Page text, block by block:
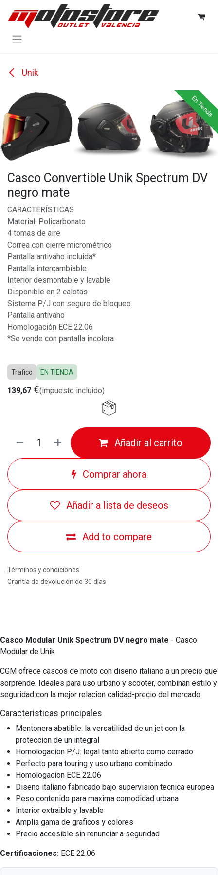
Unik
En Tienda
En Tienda
En Tienda
En Tienda
Casco Convertible Unik Spectrum DV
negro mate
CARACTERÍSTICAS
Material: Policarbonato
4 tomas de aire
Correa con cierre micrométrico
Pantalla antivaho incluida*
Pantalla intercambiable
Interior desmontable y lavable
Disponible en 2 calotas
Sistema P/J con seguro de bloqueo
Pantalla antivaho
Homologación ECE 22.06
*Se vende con pantalla incolora
Trafico EN TIENDA
139,67 €(impuesto incluido)
Añadir al carrito
Comprar ahora
Add to compare
Añadir a lista de deseos
Términos y condiciones
Grantía de devolución de 30 días
Casco Modular Unik Spectrum DV negro mate - Casco
Modular de Unik
CGM ofrece cascos de moto con diseno italiano a un precio que
sorprende. Ideales para uso urbano y scooter, combinan estilo y
seguridad con la mejor relacion calidad-precio del mercado.
Caracteristicas principales
Mentonera abatible: la versatilidad de un jet con la
proteccion de un integral
Homologacion P/J: legal tanto abierto como cerrado
Perfecto para touring y uso urbano combinado
Homologacion ECE 22.06
Diseno italiano fabricado bajo supervision tecnica europea
Peso contenido para maxima comodidad urbana
Interior extraible y lavable
Amplia gama de graficos y colores
Precio accesible sin renunciar a seguridad
Certificaciones: ECE 22.06